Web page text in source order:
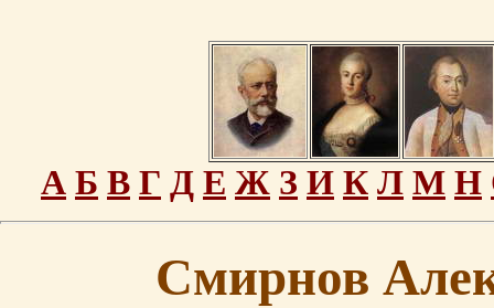
А Б В Г Д Е Ж З И К Л М Н
Смирнов